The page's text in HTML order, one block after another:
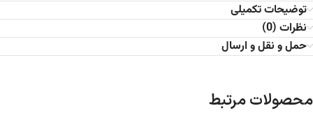
توضیحات تکمیلی
نظرات (0)
حمل و نقل و ارسال
محصولات مرتبط